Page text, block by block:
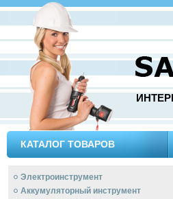
КАТАЛОГ ТОВАРОВ
Электроинструмент
Аккумуляторный инструмент